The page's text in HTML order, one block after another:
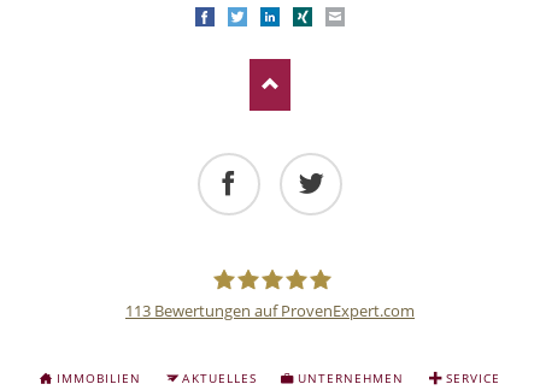
FacebookTwitterLinkedIn
Xing
113 Bewertungen auf ProvenExpert.com
NAVIGATION
IMMOBILIEN AKTUELLES UNTERNEHMEN SERVICE